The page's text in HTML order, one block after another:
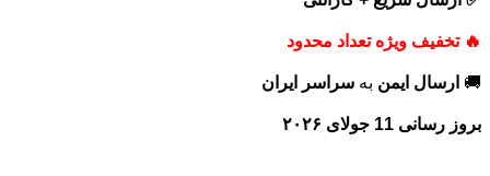
🔥 تخفیف ویژه تعداد محدود
🚚 ارسال ایمن به سراسر ایران
بروز رسانی 11 جولای ۲۰۲۶